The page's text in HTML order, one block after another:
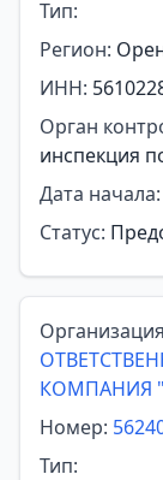
Тип:
Регион:
ИНН:
Орган
инспекция
Дата начала:
Статус:
КОМПАНИЯ
Номер:
Тип: